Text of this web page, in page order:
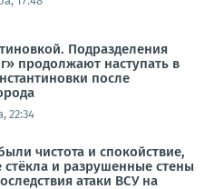
Подразделения
продолжают наступать в
после
22:34
чистота и спокойствие,
стёкла и разрушенные стены
атаки ВСУ на